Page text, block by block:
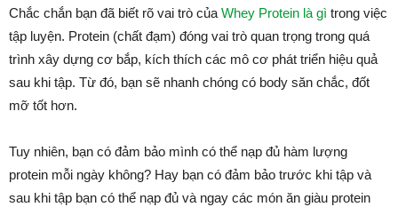
Chắc chắn bạn đã biết rõ vai trò của Whey Protein là gì trong việc
tập luyện. Protein (chất đạm) đóng vai trò quan trọng trong quá
trình xây dựng cơ bắp, kích thích các mô cơ phát triển hiệu quả
sau khi tập. Từ đó, bạn sẽ nhanh chóng có body săn chắc, đốt
mỡ tốt hơn.
Tuy nhiên, bạn có đảm bảo mình có thể nạp đủ hàm lượng
protein mỗi ngày không? Hay bạn có đảm bảo trước khi tập và
sau khi tập bạn có thể nạp đủ và ngay các món ăn giàu protein